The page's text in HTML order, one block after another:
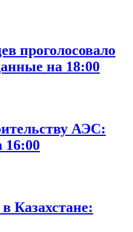
проголосовало
на 18:00
АЭС:
16:00
Казахстане: